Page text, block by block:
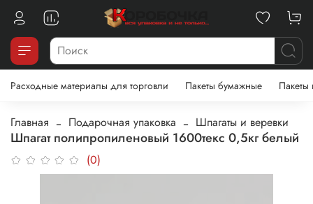
Расходные материалы для торговли Пакеты бумажные Пакеты
Главная Подарочная упаковка Шпагаты и веревки
Шпагат полипропиленовый 1600текс 0,5кг белый
(0)